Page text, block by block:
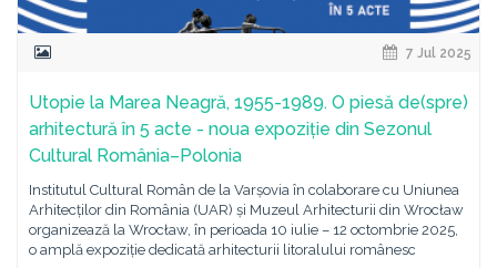
7 Jul 2025
Utopie la Marea Neagră, 1955-1989. O piesă de(spre)
arhitectură în 5 acte - noua expoziție din Sezonul
Cultural România–Polonia
Institutul Cultural Român de la Varșovia în colaborare cu Uniunea
Arhitecților din România (UAR) și Muzeul Arhitecturii din Wrocław
organizează la Wrocław, în perioada 10 iulie – 12 octombrie 2025,
o amplă expoziție dedicată arhitecturii litoralului românesc